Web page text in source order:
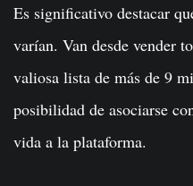
Es significativo destacar
varían. Van desde vender
valiosa lista de más de 9
posibilidad de asociarse
vida a la plataforma.